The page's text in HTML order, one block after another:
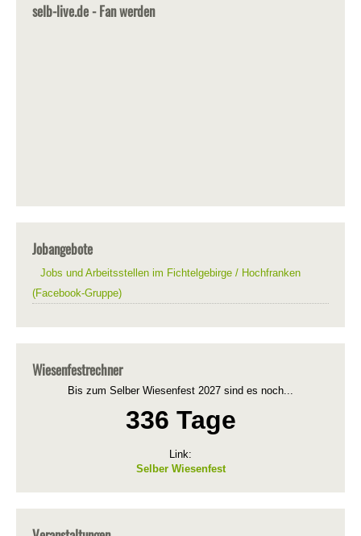
selb-live.de - Fan werden
Jobangebote
Jobs und Arbeitsstellen im Fichtelgebirge / Hochfranken
(Facebook-Gruppe)
Wiesenfestrechner
Bis zum Selber Wiesenfest 2027 sind es noch...
336 Tage
Link:
Selber Wiesenfest